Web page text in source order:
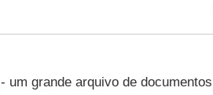
- um grande arquivo de